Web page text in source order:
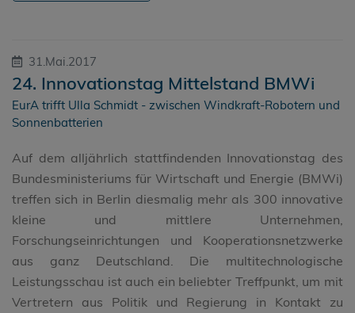
31.Mai.2017
24. Innovationstag Mittelstand BMWi
EurA trifft Ulla Schmidt - zwischen Windkraft-Robotern und
Sonnenbatterien
Auf dem alljährlich stattfindenden Innovationstag des
Bundesministeriums für Wirtschaft und Energie (BMWi)
treffen sich in Berlin diesmalig mehr als 300 innovative
kleine und mittlere Unternehmen,
Forschungseinrichtungen und Kooperationsnetzwerke
aus ganz Deutschland. Die multitechnologische
Leistungsschau ist auch ein beliebter Treffpunkt, um mit
Vertretern aus Politik und Regierung in Kontakt zu